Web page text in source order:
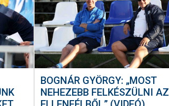
BOGNÁR GYÖRGY: „MOST
NEHEZEBB FELKÉSZÜLNI AZ